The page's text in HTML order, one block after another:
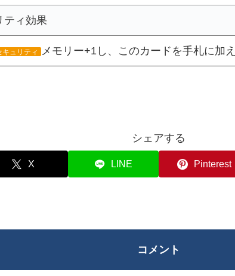
ティ効果
キュリティ メモリー+1し、このカードを手札に加え
シェアする
X LINE Pinterest
コメント